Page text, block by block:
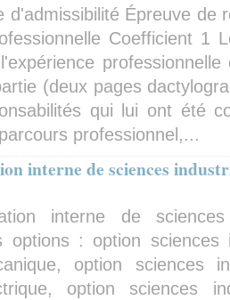
d'admissibilité Épreuve de
Coefficient 1
(deux pages
qui lui ont été
professionnel,...
interne de sciences
interne de
options : option sciences
option sciences
option sciences